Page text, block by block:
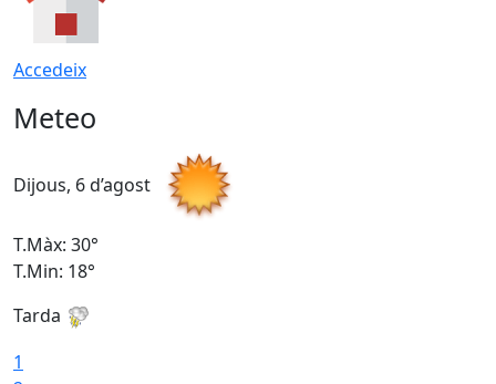
Accedeix
Meteo
Dijous, 6 d’agost
T.Màx: 30°
T.Min: 18°
Tarda
1